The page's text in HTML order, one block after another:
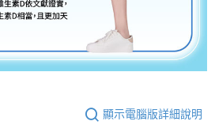
顯示電腦版詳細說明